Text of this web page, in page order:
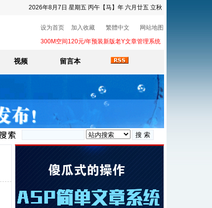
2026年8月7日 星期五 丙午【马】年 六月廿五 立秋
设为首页 加入收藏 繁體中文
网站地图
300M空间120元/年预装新版老Y文章管理系统
视频 留言本